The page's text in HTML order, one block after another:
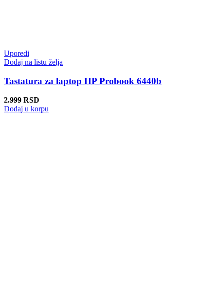
Uporedi
Dodaj na listu želja
Tastatura za laptop HP Probook 6440b
2.999 RSD
Dodaj u korpu